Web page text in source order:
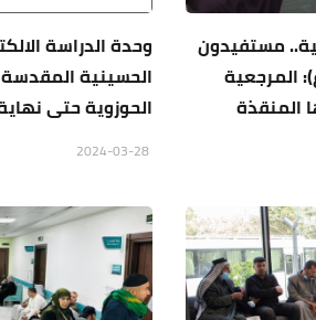
مستفيدون
المرجعية
المنقذة
وحدة الدراسة
الحسينية
الحوزوية حتى